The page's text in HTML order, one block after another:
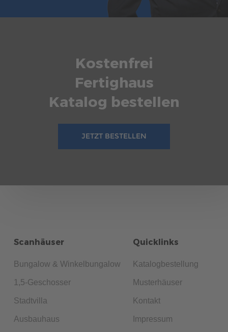
Kostenfrei
Fertighaus
Katalog bestellen
JETZT BESTELLEN
Scanhäuser
Bungalow & Winkelbungalow
1,5-Geschosser
Stadtvilla
Ausbauhaus
Quicklinks
Katalogbestellung
Musterhäuser
Kontakt
Impressum